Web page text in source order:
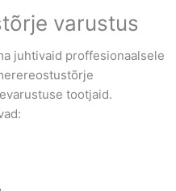
varustus
juhtivaid proffesionaalsele
tootjaid.